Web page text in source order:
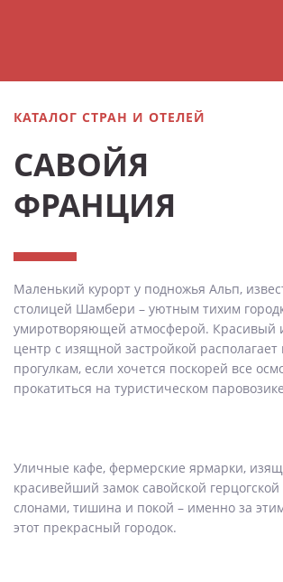
КАТАЛОГ СТРАН И ОТЕЛЕЙ
САВОЙЯ
ФРАНЦИЯ
Маленький курорт у подножья Альп,
столицей Шамбери – уютным тихим
умиротворяющей атмосферой. Красивый
центр с изящной застройкой
прогулкам, если хочется поскорей все
прокатиться на туристическом
Уличные кафе, фермерские ярмарки,
красивейший замок савойской
слонами, тишина и покой – именно за
этот прекрасный городок.